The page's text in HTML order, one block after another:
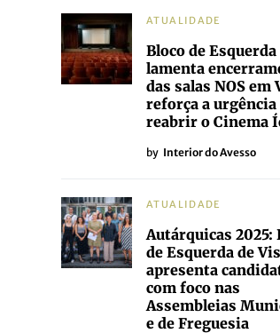
ATUALIDADE
Bloco de Esquerda
lamenta
das salas NOS em
reforça a urgência
reabrir o Cinema
by Interior do Avesso
ATUALIDADE
Autárquicas 2025:
de Esquerda de
apresenta
com foco nas
Assembleias
e de Freguesia